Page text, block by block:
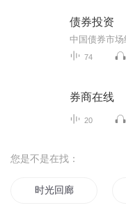
债券投资
74
券商在线
20
您是不是在找：
时光回廊